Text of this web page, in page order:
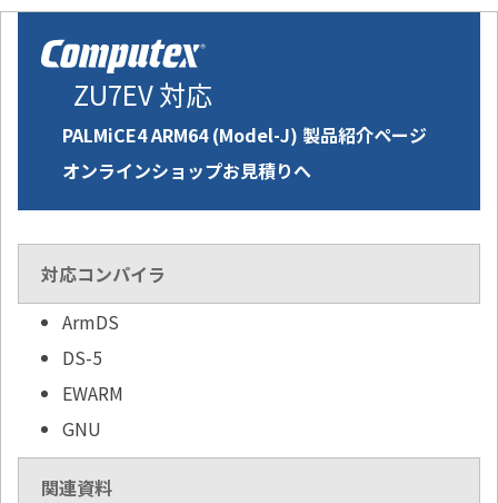
ZU7EV 対応
PALMiCE4 ARM64 (Model-J) 製品紹介ページ
オンラインショップお見積りへ
対応コンパイラ
ArmDS
DS-5
EWARM
GNU
関連資料